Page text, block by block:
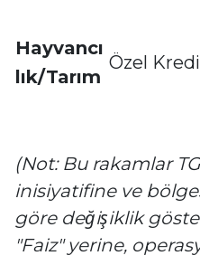
Hayvancı
lık/Tarım
Özel Kredi
(Not: Bu rakamlar
inisiyatifine ve
göre değişiklik
"Faiz" yerine,